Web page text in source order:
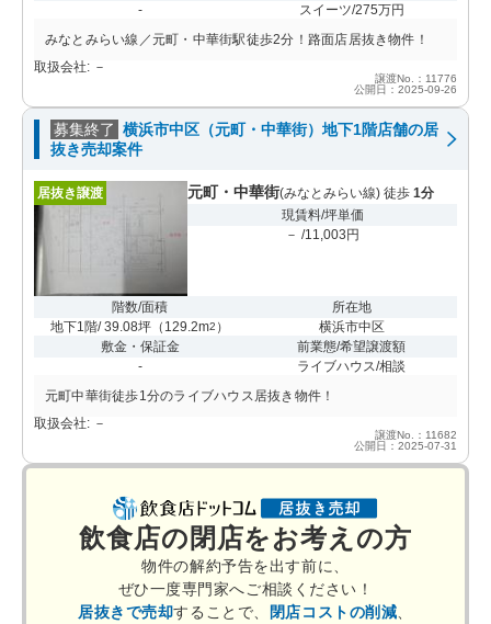
-
スイーツ/275万円
みなとみらい線／元町・中華街駅徒歩2分！路面店居抜き物件！
取扱会社: －
譲渡No.：11776
公開日：2025-09-26
募集終了 横浜市中区（元町・中華街）地下1階店舗の居
抜き売却案件
居抜き譲渡 元町・中華街(みなとみらい線) 徒歩 1分
現賃料/坪単価
－ /11,003円
階数/面積
地下1階/ 39.08坪 （ 129.2m2 ）
所在地
横浜市中区
敷金・保証金
-
前業態/希望譲渡額
ライブハウス/相談
元町中華街徒歩1分のライブハウス居抜き物件！
取扱会社: －
譲渡No.：11682
公開日：2025-07-31
飲食店の閉店をお考えの方
物件の解約予告を出す前に、
ぜひ一度専門家へご相談ください！
居抜きで売却することで、 閉店コストの削減